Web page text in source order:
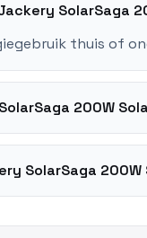
SolarSaga
thuis of
200W
SolarSaga